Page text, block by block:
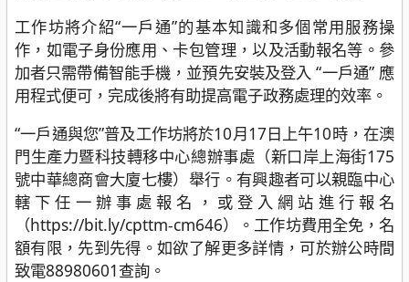
工作坊將介紹“一戶通”的基本知識和多個常用服務操
作，如電子身份應用、卡包管理，以及活動報名等。參
加者只需帶備智能手機，並預先安裝及登入 “一戶通” 應
用程式便可，完成後將有助提高電子政務處理的效率。
“一戶通與您”普及工作坊將於10月17日上午10時，在澳
門生產力暨科技轉移中心總辦事處（新口岸上海街175
號中華總商會大廈七樓）舉行。有興趣者可以親臨中心
轄下任一辦事處報名，或登入網站進行報名
（https://bit.ly/cpttm-cm646）。工作坊費用全免，名
額有限，先到先得。如欲了解更多詳情，可於辦公時間
致電88980601查詢。